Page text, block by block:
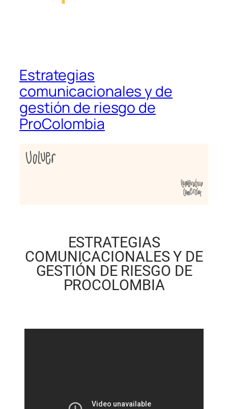
Estrategias
comunicacionales y de
gestión de riesgo de
ProColombia
ESTRATEGIAS
COMUNICACIONALES Y DE
GESTIÓN DE RIESGO DE
PROCOLOMBIA